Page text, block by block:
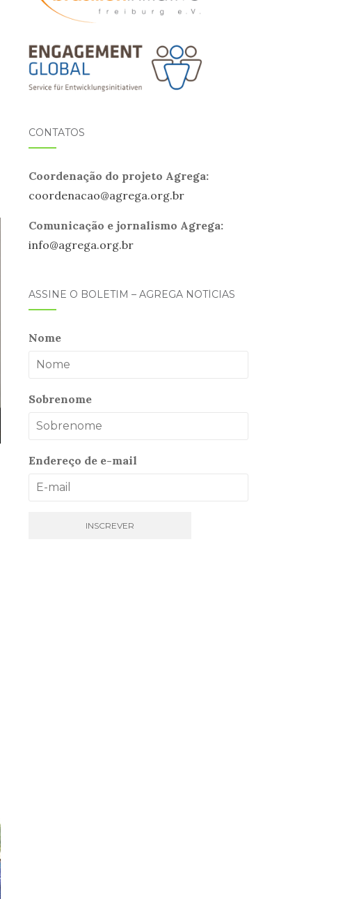
CONTATOS
Coordenação do projeto Agrega:
coordenacao@agrega.org.br
Comunicação e jornalismo Agrega:
info@agrega.org.br
ASSINE O BOLETIM – AGREGA NOTÍCIAS
Nome
Sobrenome
Endereço de e-mail